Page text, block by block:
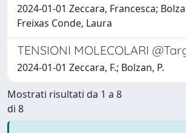
2024-01-01 Zeccara, Francesca;
Freixas Conde, Laura
TENSIONI MOLECOLARI
2024-01-01 Zeccara, F.; Bolzan, P.
Mostrati risultati da 1 a 8
di 8